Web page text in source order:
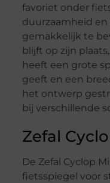
favoriet onder
duurzaamheid en
gemakkelijk te
blijft op zijn
heeft een grote
geeft en een
het ontwerp
bij verschillende
Zefal
De Zefal Cyclop
fietsspiegel voor